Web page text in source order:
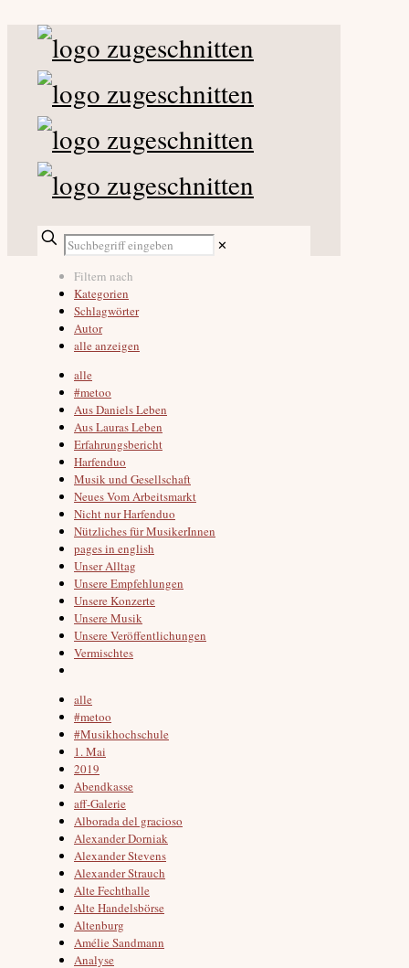
✕
Filtern nach
Kategorien
Schlagwörter
Autor
alle anzeigen
alle
#metoo
Aus Daniels Leben
Aus Lauras Leben
Erfahrungsbericht
Harfenduo
Musik und Gesellschaft
Neues Vom Arbeitsmarkt
Nicht nur Harfenduo
Nützliches für MusikerInnen
pages in english
Unser Alltag
Unsere Empfehlungen
Unsere Konzerte
Unsere Musik
Unsere Veröffentlichungen
Vermischtes
alle
#metoo
#Musikhochschule
1. Mai
2019
Abendkasse
aff-Galerie
Alborada del gracioso
Alexander Dorniak
Alexander Stevens
Alexander Strauch
Alte Fechthalle
Alte Handelsbörse
Altenburg
Amélie Sandmann
Analyse